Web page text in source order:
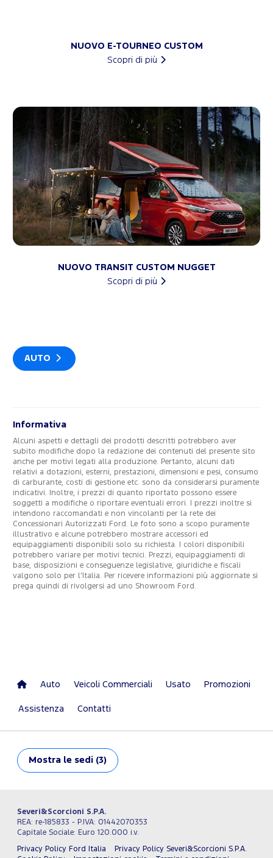
NUOVO E-TOURNEO CUSTOM
Scopri di più
NUOVO TRANSIT CUSTOM NUGGET
Scopri di più
AUTO
Informativa
Alcuni aspetti e dettagli dei prodotti descritti potrebbero aver
subito modifiche dopo la redazione dei contenuti del presente sito
anche per motivi legati alla produzione. Pertanto, alcuni dati
relativi a dotazioni, esterni, prestazioni, dimensioni e pesi, consumo
di carburante, costi di gestione etc. sono da considerarsi puramente
indicativi. Inoltre, i prezzi di quanto riportato possono essere
soggetti a modifiche o riportare eventuali errori. I prezzi inoltre si
intendono raccomandati e non vincolanti per la rete dei
Concessionari Autorizzati Ford. Le foto sono a scopo puramente
illustrativo e alcune potrebbero mostrare accessori ed
equipaggiamenti disponibili solo su richiesta. I colori disponibili
potrebbero variare per motivi tecnici. Prezzi, equipaggiamenti di
base, disposizioni e conseguenze legislative, giuridiche e fiscali
valgono solo per l’Italia. Per ricevere informazioni più aggiornate si
prega quindi di rivolgersi ad uno Showroom Ford.
Auto Veicoli Commerciali Usato Promozioni
Assistenza Contatti
Mostra le sedi (3)
Severi&Scorcioni S.P.A.
REA: re-185833 - P.IVA: 01442070353
Capitale Sociale: Euro 120.000 i.v.
Privacy Policy Ford Italia
Privacy Policy Severi&Scorcioni S.P.A.